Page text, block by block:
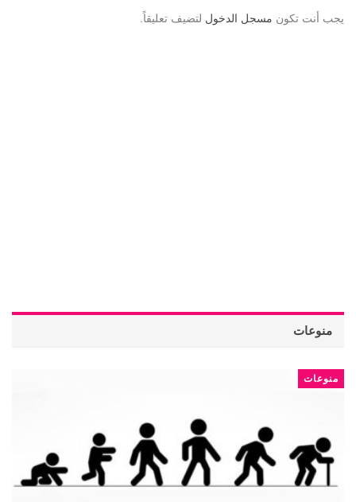
يجب أنت تكون مسجل الدخول لتضيف تعليقاً.
منوعات
منوعات